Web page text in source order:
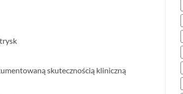
skutecznością kliniczną